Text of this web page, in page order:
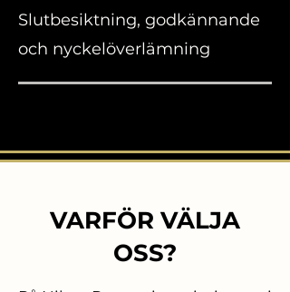
Slutbesiktning, godkännande
och nyckelöverlämning
VARFÖR VÄLJA
OSS?